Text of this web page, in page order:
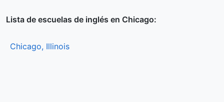
Lista de escuelas de inglés en Chicago:
Chicago, Illinois